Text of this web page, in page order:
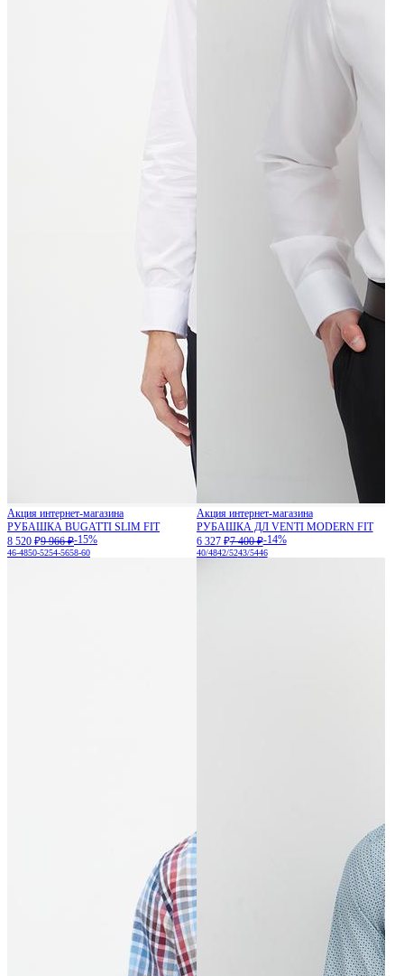
Акция интернет-магазина
РУБАШКА BUGATTI SLIM FIT
8 520 ₽9 966 ₽-15%
46-4850-5254-5658-60
Акция интернет-магазина
РУБАШКА ДЛ VENTI MODERN FIT
6 327 ₽7 400 ₽-14%
40/4842/5243/5446